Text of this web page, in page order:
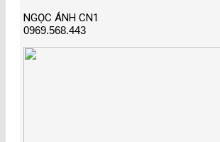
NGỌC ÁNH CN1
0969.568.443